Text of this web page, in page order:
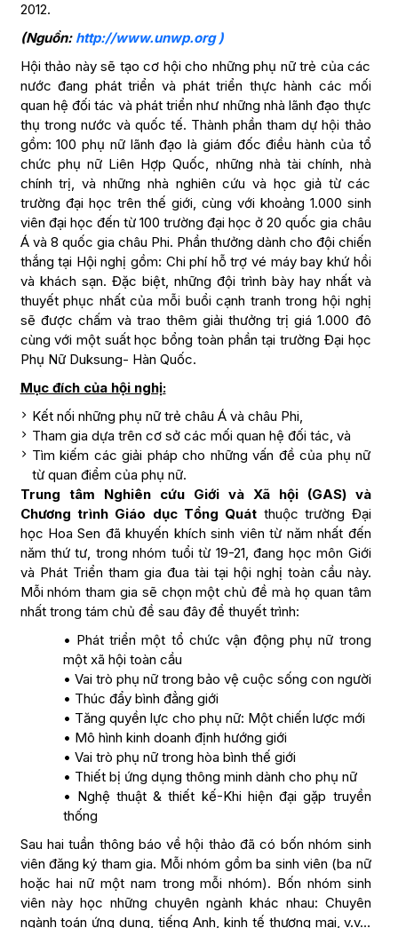
2012.
(Nguồn: http://www.unwp.org )
Hội thảo này sẽ tạo cơ hội cho những phụ nữ trẻ của các
nước đang phát triển và phát triển thực hành các mối
quan hệ đối tác và phát triển như những nhà lãnh đạo thực
thụ trong nước và quốc tế. Thành phần tham dự hội thảo
gồm: 100 phụ nữ lãnh đạo là giám đốc điều hành của tổ
chức phụ nữ Liên Hợp Quốc, những nhà tài chính, nhà
chính trị, và những nhà nghiên cứu và học giả từ các
trường đại học trên thế giới, cùng với khoảng 1.000 sinh
viên đại học đến từ 100 trường đại học ở 20 quốc gia châu
Á và 8 quốc gia châu Phi. Phần thưởng dành cho đội chiến
thắng tại Hội nghị gồm: Chi phí hỗ trợ vé máy bay khứ hồi
và khách sạn. Đặc biệt, những đội trình bày hay nhất và
thuyết phục nhất của mỗi buổi cạnh tranh trong hội nghị
sẽ được chấm và trao thêm giải thưởng trị giá 1.000 đô
cùng với một suất học bổng toàn phần tại trường Đại học
Phụ Nữ Duksung- Hàn Quốc.
Mục đích của hội nghị:
Kết nối những phụ nữ trẻ châu Á và châu Phi,
Tham gia dựa trên cơ sở các mối quan hệ đối tác, và
Tìm kiếm các giải pháp cho những vấn đề của phụ nữ
từ quan điểm của phụ nữ.
Trung tâm Nghiên cứu Giới và Xã hội (GAS) và
Chương trình Giáo dục Tổng Quát thuộc trường Đại
học Hoa Sen đã khuyến khích sinh viên từ năm nhất đến
năm thứ tư, trong nhóm tuổi từ 19-21, đang học môn Giới
và Phát Triển tham gia đua tài tại hội nghị toàn cầu này.
Mỗi nhóm tham gia sẽ chọn một chủ đề mà họ quan tâm
nhất trong tám chủ đề sau đây để thuyết trình:
• Phát triển một tổ chức vận động phụ nữ trong
một xã hội toàn cầu
• Vai trò phụ nữ trong bảo vệ cuộc sống con người
• Thúc đẩy bình đẳng giới
• Tăng quyền lực cho phụ nữ: Một chiến lược mới
• Mô hình kinh doanh định hướng giới
• Vai trò phụ nữ trong hòa bình thế giới
• Thiết bị ứng dụng thông minh dành cho phụ nữ
• Nghệ thuật & thiết kế-Khi hiện đại gặp truyền
thống
Sau hai tuần thông báo về hội thảo đã có bốn nhóm sinh
viên đăng ký tham gia. Mỗi nhóm gồm ba sinh viên (ba nữ
hoặc hai nữ một nam trong mỗi nhóm). Bốn nhóm sinh
viên này học những chuyên ngành khác nhau: Chuyên
ngành toán ứng dụng, tiếng Anh, kinh tế thương mại, v.v…